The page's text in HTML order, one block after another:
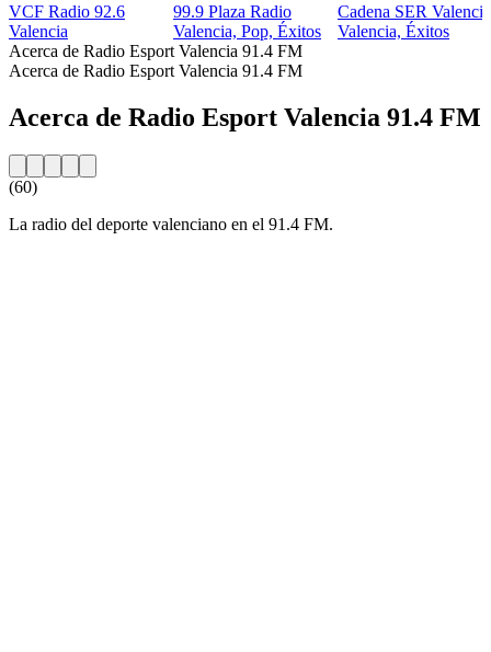
VCF Radio 92.6
Valencia
99.9 Plaza Radio
Valencia, Pop, Éxitos
Cadena SER Valencia
Valencia, Éxitos
Acerca de Radio Esport Valencia 91.4 FM
Acerca de Radio Esport Valencia 91.4 FM
Acerca de Radio Esport Valencia 91.4 FM
(60)
La radio del deporte valenciano en el 91.4 FM.